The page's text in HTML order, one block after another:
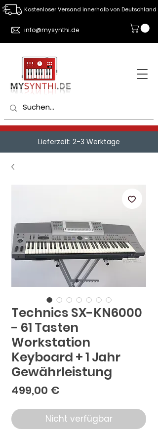
Kostenloser Versand innerhalb von Deutschland
info@mysynthi.de
Lieferzeit: 2-3 Werktage
Technics SX-KN6000
- 61 Tasten
Workstation
Keyboard + 1 Jahr
Gewährleistung
499,00 €
Nicht verfügbar